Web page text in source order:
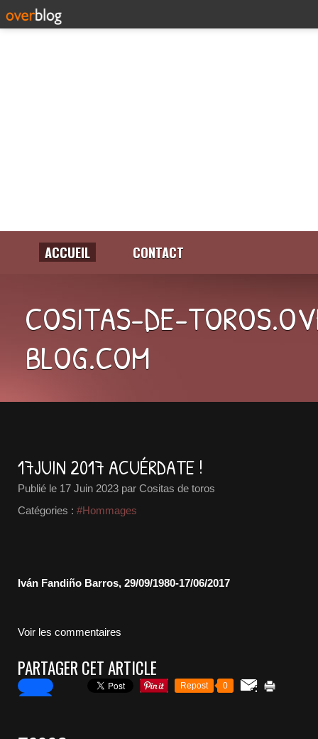
ACCUEIL CONTACT
COSITAS-DE-
BLOG.COM
17JUIN 2017 ACUÉRDATE !
Publié le 17 Juin 2023 par Cositas de toros
Catégories : #Hommages
Iván Fandiño Barros, 29/09/1980-17/06/2017
Voir les commentaires
PARTAGER CET ARTICLE
Repost 0